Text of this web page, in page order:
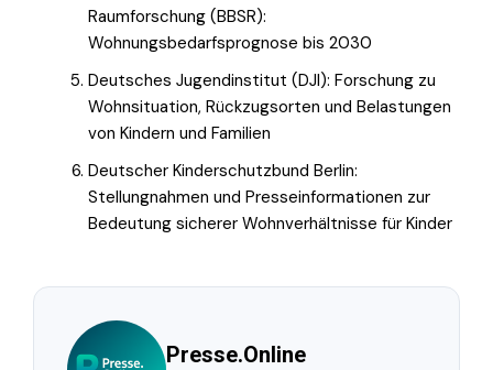
Raumforschung (BBSR):
Wohnungsbedarfsprognose bis 2030
Deutsches Jugendinstitut (DJI): Forschung zu
Wohnsituation, Rückzugsorten und Belastungen
von Kindern und Familien
Deutscher Kinderschutzbund Berlin:
Stellungnahmen und Presseinformationen zur
Bedeutung sicherer Wohnverhältnisse für Kinder
Presse.Online